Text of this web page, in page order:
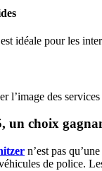
idéale pour les
des
un choix
n’est pas
de police.